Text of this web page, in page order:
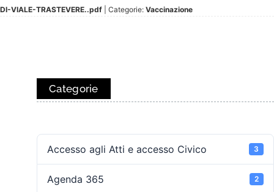
DI-VIALE-TRASTEVERE..pdf | Categorie: Vaccinazione
Categorie
Accesso agli Atti e accesso Civico 3
Agenda 365 2